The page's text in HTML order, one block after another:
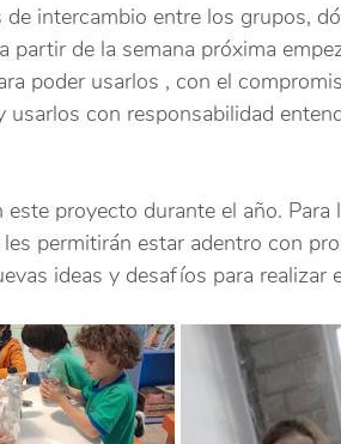
intercambio entre los grupos,
de la semana próxima
poder usarlos , con el
con responsabilidad
proyecto durante el año. Para
permitirán estar adentro con
ideas y desafíos para realizar